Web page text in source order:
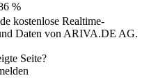
%
kostenlose Realtime-
Daten von ARIVA.DE AG.
Seite?